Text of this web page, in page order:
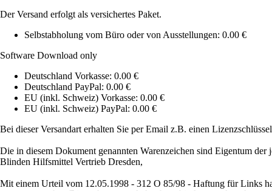
Der Versand erfolgt als versichertes Paket.
Selbstabholung vom Büro oder von Ausstellungen: 0.00 €
Software Download only
Deutschland Vorkasse: 0.00 €
Deutschland PayPal: 0.00 €
EU (inkl. Schweiz) Vorkasse: 0.00 €
EU (inkl. Schweiz) PayPal: 0.00 €
Bei dieser Versandart erhalten Sie per Email z.B. einen
Die in diesem Dokument genannten Warenzeichen sind Eigentum
Blinden Hilfsmittel Vertrieb Dresden,
Mit einem Urteil vom 12.05.1998 - 312 O 85/98 - Haftung für Links